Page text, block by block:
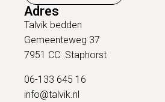
Adres
Talvik bedden
Gemeenteweg 37
7951 CC Staphorst
06-133 645 16
info@talvik.nl